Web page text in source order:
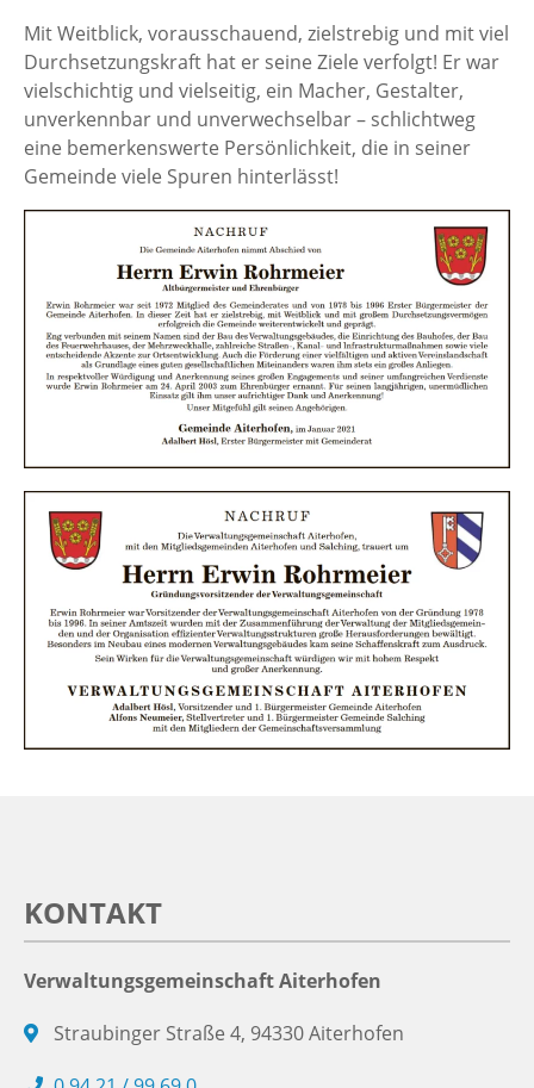
Mit Weitblick, vorausschauend, zielstrebig und mit viel
Durchsetzungskraft hat er seine Ziele verfolgt! Er war
vielschichtig und vielseitig, ein Macher, Gestalter,
unverkennbar und unverwechselbar – schlichtweg
eine bemerkenswerte Persönlichkeit, die in seiner
Gemeinde viele Spuren hinterlässt!
KONTAKT
Verwaltungsgemeinschaft Aiterhofen
Straubinger Straße 4, 94330 Aiterhofen